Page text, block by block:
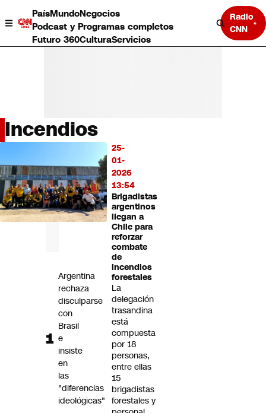
PaísMundoNegocios
Podcast y Programas completos
Futuro 360CulturaServicios
Radio
CNN
País
Negocios
Deportes
Programas completos
Cultura
Servicios
Incendios
25-
01-
2026
13:54
Brigadistas
argentinos
llegan a
Chile para
reforzar
combate
de
incendios
forestales
La
delegación
trasandina
está
compuesta
por 18
personas,
entre ellas
15
brigadistas
forestales y
LEÍDO
Argentina
rechaza
disculparse
con
Brasil
e
insiste
en
las
"diferencias
ideológicas"